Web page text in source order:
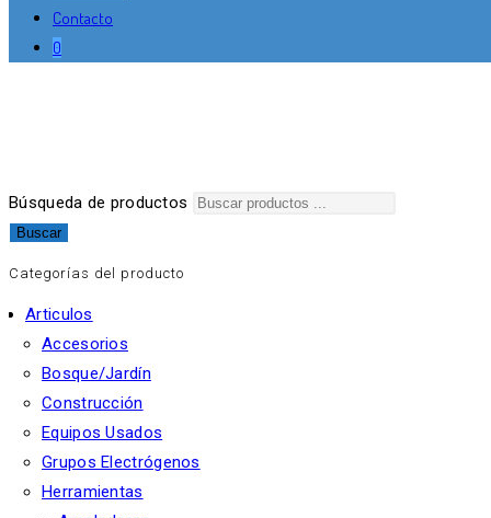
Contacto
0
Búsqueda de productos
Buscar
Categorías del producto
Articulos
Accesorios
Bosque/Jardín
Construcción
Equipos Usados
Grupos Electrógenos
Herramientas